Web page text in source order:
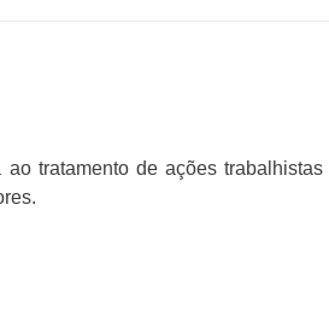
tratamento de ações